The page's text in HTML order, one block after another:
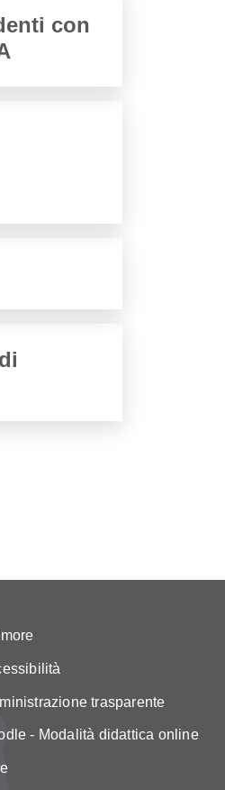
con
trasparente
- Modalità didattica online